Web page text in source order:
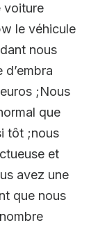
voiture
le véhicule
nous
;Nous
que
tôt ;nous
et
avez une
que nous